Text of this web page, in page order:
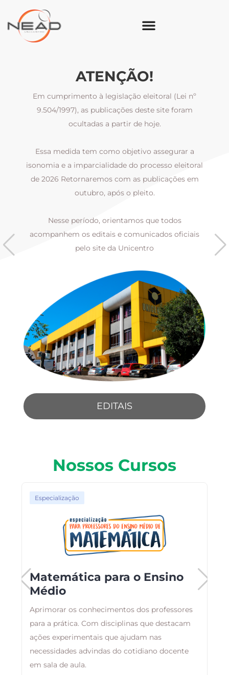
ATENÇÃO!
Em cumprimento à legislação eleitoral (Lei nº
9.504/1997), as publicações deste site foram
ocultadas a partir de hoje.
Essa medida tem como objetivo assegurar a
isonomia e a imparcialidade do processo eleitoral
de 2026 Retornaremos com as publicações em
outubro, após o pleito.
Nesse período, orientamos que todos
acompanhem os editais e comunicados oficiais
pelo site da Unicentro
EDITAIS
Nossos Cursos
Especialização
Matemática para o Ensino
Médio
Aprimorar os conhecimentos dos professores
para a prática. Com disciplinas que destacam
ações experimentais que ajudam nas
necessidades advindas do cotidiano docente
em sala de aula.